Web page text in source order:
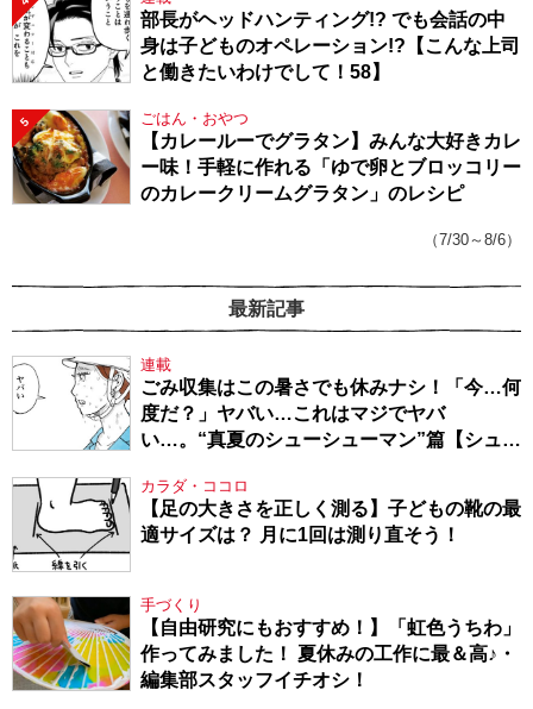
部長がヘッドハンティング!? でも会話の中
身は子どものオペレーション!?【こんな上司
と働きたいわけでして！58】
5 ごはん・おやつ
【カレールーでグラタン】みんな大好きカレ
ー味！手軽に作れる「ゆで卵とブロッコリー
のカレークリームグラタン」のレシピ
（7/30～8/6）
最新記事
連載
ごみ収集はこの暑さでも休みナシ！「今…何
度だ？」ヤバい…これはマジでヤバ
い…。“真夏のシューシューマン”篇【シュー
カラダ・ココロ
【足の大きさを正しく測る】子どもの靴の最
適サイズは？ 月に1回は測り直そう！
手づくり
【自由研究にもおすすめ！】「虹色うちわ」
作ってみました！ 夏休みの工作に最＆高♪・
編集部スタッフイチオシ！